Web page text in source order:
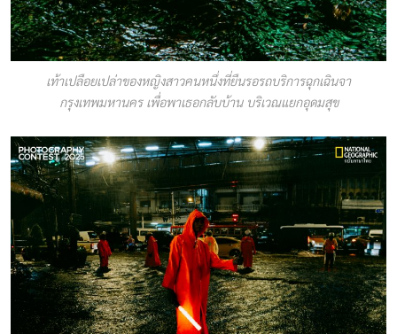
เท้าเปลือยเปล่าของหญิงสาวคนหนึ่งที่ยืนรอรถบริการฉุกเฉินจา
กรุงเทพมหานคร เพื่อพาเธอกลับบ้าน บริเวณแยกอุดมสุข